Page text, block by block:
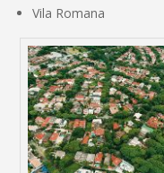
Vila Romana